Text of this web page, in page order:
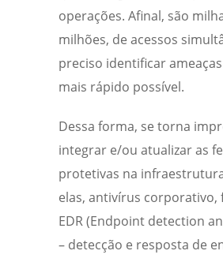
operações. Afinal, são
milhões, de acessos
preciso identificar
mais rápido possível.
Dessa forma, se torna
integrar e/ou atualizar as
protetivas na
elas, antivírus corporativo,
EDR (Endpoint detection
– detecção e resposta de